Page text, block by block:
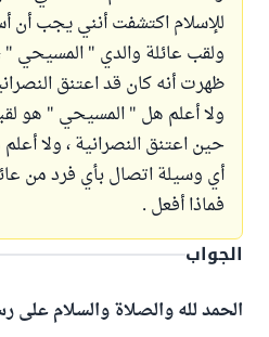
للإسلام اكتشفت أنني يجب أن
ولقب عائلة والدي " المسيحي "
ظهرت أنه كان قد اعتنق
ولا أعلم هل " المسيحي " هو
حين اعتنق النصرانية ، ولا
أي وسيلة اتصال بأي فرد من
فماذا أفعل .
الجواب
الحمد لله والصلاة والسلام على